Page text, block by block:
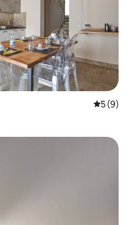
5 de
5 (9)